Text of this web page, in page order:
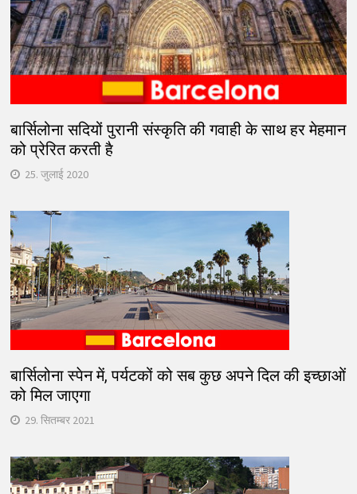
बार्सिलोना सदियों पुरानी संस्कृति की गवाही के साथ हर मेहमान
को प्रेरित करती है
25. जुलाई 2020
बार्सिलोना स्पेन में, पर्यटकों को सब कुछ अपने दिल की इच्छाओं
को मिल जाएगा
29. सितम्बर 2021